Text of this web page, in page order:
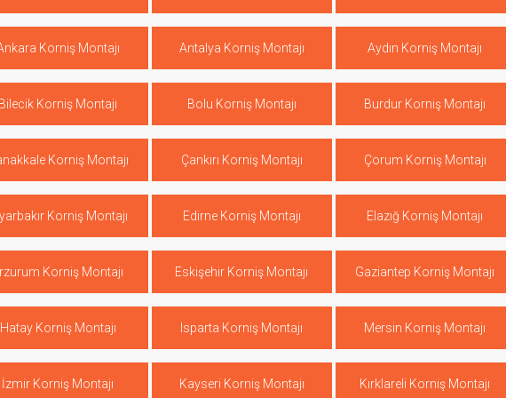
Korniş Montajı Antalya Korniş Montajı Aydın Korniş Montajı
Bilecik Korniş Montajı Bolu Korniş Montajı Burdur Korniş Montajı
Korniş Montajı Çankırı Korniş Montajı Çorum Korniş Montajı
Korniş Montajı Edirne Korniş Montajı Elazığ Korniş Montajı
Korniş Montajı Eskişehir Korniş Montajı Gaziantep Korniş Montajı
Hatay Korniş Montajı Isparta Korniş Montajı Mersin Korniş Montajı
İzmir Korniş Montajı Kayseri Korniş Montajı Kırklareli Korniş Montajı